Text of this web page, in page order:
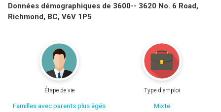
Données démographiques de 3600-- 3620 No. 6 Road,
Richmond, BC, V6V 1P5
Étape de vie
Familles avec parents plus âgés
Type d'emploi
Mixte